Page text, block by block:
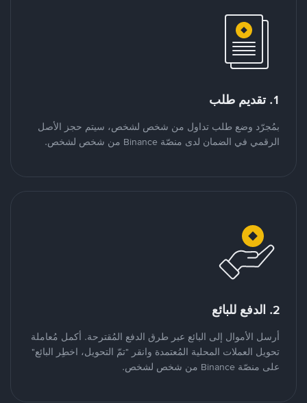
1. تقديم طلب
بمُجرّد وضع طلب تداول من شخص لشخص، سيتم حجز الأصل
الرقمي في الضمان لدى منصّة Binance من شخص لشخص.
2. الدفع للبائع
أرسل الأموال إلى البائع عبر طرق الدفع المُقترحة. أكمل مُعاملة
تحويل العملات المحلية المُعتمدة وانقر "تمّ التحويل، اخطِر البائع"
على منصّة Binance من شخص لشخص.